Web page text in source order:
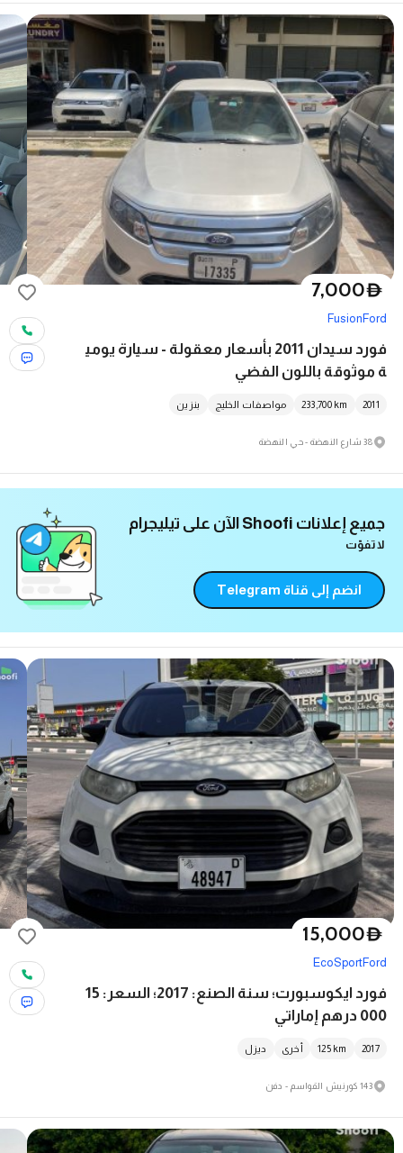
D
7,000
Ford
Fusion
فورد سيدان 2011 بأسعار معقولة - سيارة يومي
ة موثوقة باللون الفضي
2011
233,700 km مواصفات الخليج بنزين
38 شارع النهضة - حي النهضة
جميع إعلانات Shoofi الآن على تيليجرام
لا تفوّت
انضم إلى قناة Telegram
D
15,000
Ford
EcoSport
فورد ايكوسبورت؛ سنة الصنع: 2017؛ السعر: 15
000 درهم إماراتي
2017
125 km أخرى ديزل
143 كورنيش القواسم - دفن